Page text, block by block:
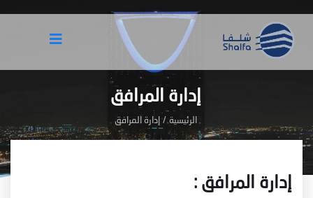
إدارة المرافق
إدارة المرافق / الرئيسية
: إدارة المرافق